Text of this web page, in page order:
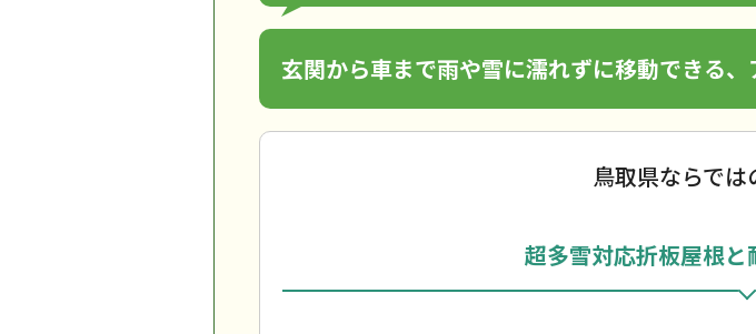
玄関から車まで雨や雪に濡れずに移動できる、
鳥取県ならで
超多雪対応折板屋根